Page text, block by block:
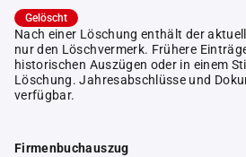
Gelöscht
Nach einer Löschung enthält der
nur den Löschvermerk. Frühere
historischen Auszügen oder in einem
Löschung. Jahresabschlüsse und
verfügbar.
Firmenbuchauszug